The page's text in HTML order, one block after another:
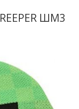
ШМ3